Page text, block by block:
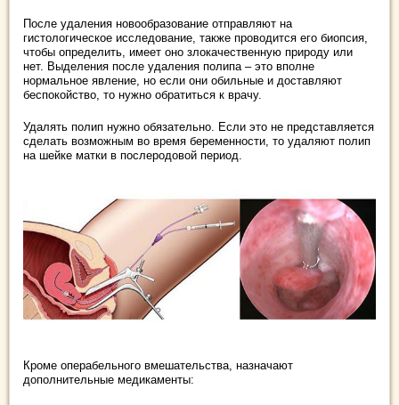
После удаления новообразование отправляют на
гистологическое исследование, также проводится его биопсия,
чтобы определить, имеет оно злокачественную природу или
нет. Выделения после удаления полипа – это вполне
нормальное явление, но если они обильные и доставляют
беспокойство, то нужно обратиться к врачу.
Удалять полип нужно обязательно. Если это не представляется
сделать возможным во время беременности, то удаляют полип
на шейке матки в послеродовой период.
Кроме операбельного вмешательства, назначают
дополнительные медикаменты: